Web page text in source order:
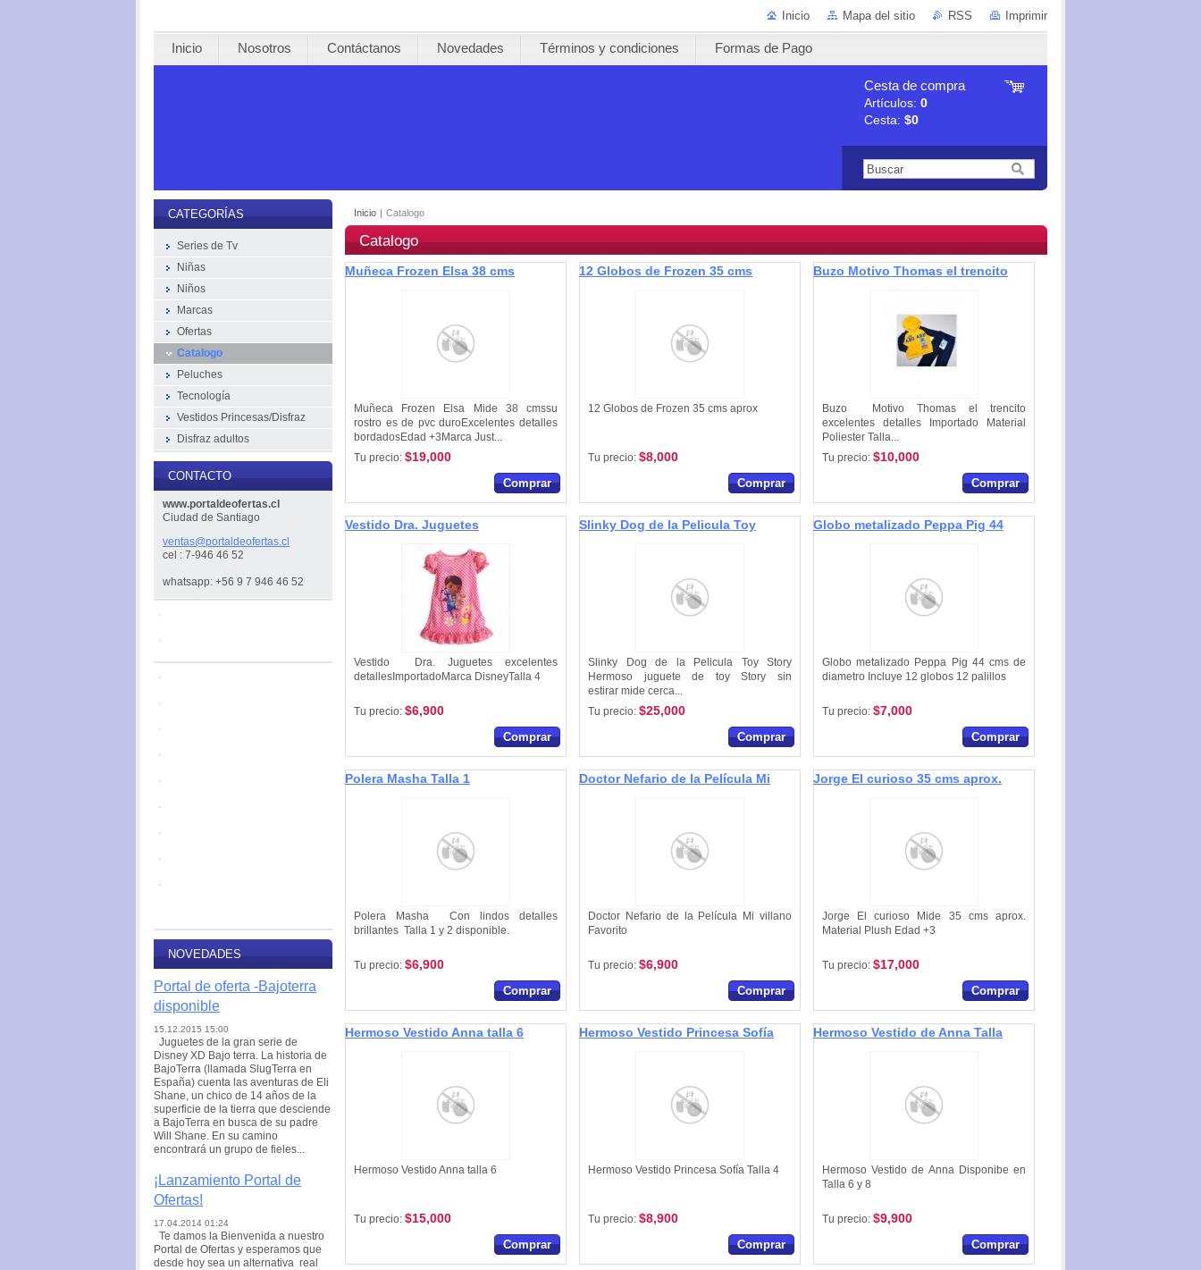
Inicio Mapa del sitio RSS Imprimir
Inicio Nosotros Contáctanos Novedades Términos y condiciones Formas de Pago
Cesta de compra
Artículos: 0
Cesta: $0
Inicio | Catalogo
Catalogo
Muñeca Frozen Elsa 38 cms
Muñeca Frozen Elsa Mide 38 cmssu
rostro es de pvc duroExcelentes detalles
bordadosEdad +3Marca Just...
Tu precio: $19,000
Comprar
12 Globos de Frozen 35 cms
12 Globos de Frozen 35 cms aprox
Tu precio: $8,000
Comprar
Buzo Motivo Thomas el trencito
Buzo Motivo Thomas el trencito
excelentes detalles Importado Material
Poliester Talla...
Tu precio: $10,000
Comprar
Vestido Dra. Juguetes
Vestido Dra. Juguetes excelentes
detallesImportadoMarca DisneyTalla 4
Tu precio: $6,900
Comprar
Slinky Dog de la Pelicula Toy
Slinky Dog de la Pelicula Toy Story
Hermoso juguete de toy Story sin
estirar mide cerca...
Tu precio: $25,000
Comprar
Globo metalizado Peppa Pig 44
Globo metalizado Peppa Pig 44 cms de
diametro Incluye 12 globos 12 palillos
Tu precio: $7,000
Comprar
Polera Masha Talla 1
Polera Masha Con lindos detalles
brillantes Talla 1 y 2 disponible.
Tu precio: $6,900
Comprar
Doctor Nefario de la Película Mi
Doctor Nefario de la Película Mi villano
Favorito
Tu precio: $6,900
Comprar
Jorge El curioso 35 cms aprox.
Jorge El curioso Mide 35 cms aprox.
Material Plush Edad +3
Tu precio: $17,000
Comprar
Hermoso Vestido Anna talla 6
Hermoso Vestido Anna talla 6
Tu precio: $15,000
Comprar
Hermoso Vestido Princesa Sofía
Hermoso Vestido Princesa Sofía Talla 4
Tu precio: $8,900
Comprar
Hermoso Vestido de Anna Talla
Hermoso Vestido de Anna Disponibe en
Talla 6 y 8
Tu precio: $9,900
Comprar
CATEGORÍAS
Series de Tv
Niñas
Niños
Marcas
Ofertas
Catalogo
Peluches
Tecnología
Vestidos Princesas/Disfraz
Disfraz adultos
CONTACTO
www.portaldeofertas.cl
Ciudad de Santiago
ventas@portaldeofertas.c
cel : 7-946 46 52
whatsapp: +56 9 7 946 46 52
NOVEDADES
Portal de oferta -Bajoterra
disponible
15.12.2015 15:00
Juguetes de la gran serie de
Disney XD Bajo terra. La historia de
BajoTerra (llamada SlugTerra en
España) cuenta las aventuras de Eli
Shane, un chico de 14 años de la
superficie de la tierra que desciende
a BajoTerra en busca de su padre
Will Shane. En su camino
encontrará un grupo de fieles...
¡Lanzamiento Portal de
Ofertas!
17.04.2014 01:24
Te damos la Bienvenida a nuestro
Portal de Ofertas y esperamos que
desde hoy sea un alternativa real